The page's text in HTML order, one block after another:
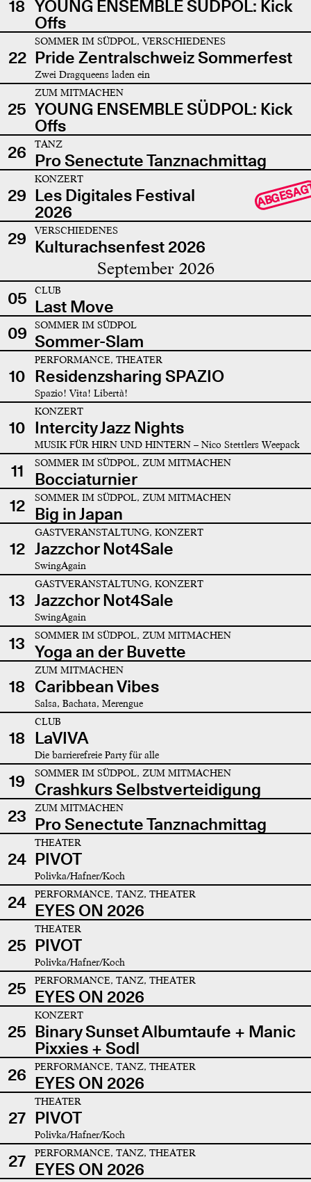
18 YOUNG ENSEMBLE SÜDPOL: Kick
Offs
22
SOMMER IM SÜDPOL, VERSCHIEDENES
Pride Zentralschweiz Sommerfest
Zwei Dragqueens laden ein
25
ZUM MITMACHEN
YOUNG ENSEMBLE SÜDPOL: Kick
Offs
26
TANZ
Pro Senectute Tanznachmittag
29
KONZERT
Les Digitales Festival
2026
29 VERSCHIEDENES
Kulturachsenfest 2026
September 2026
05 CLUB
Last Move
09
SOMMER IM SÜDPOL
Sommer-Slam
10
PERFORMANCE, THEATER
Residenzsharing SPAZIO
Spazio! Vita! Libertà!
10
KONZERT
Intercity Jazz Nights
MUSIK FÜR HIRN UND HINTERN – Nico Stettlers Weepack
11 SOMMER IM SÜDPOL, ZUM MITMACHEN
Bocciaturnier
12
SOMMER IM SÜDPOL, ZUM MITMACHEN
Big in Japan
12
GASTVERANSTALTUNG, KONZERT
Jazzchor Not4Sale
SwingAgain
13
GASTVERANSTALTUNG, KONZERT
Jazzchor Not4Sale
SwingAgain
13 SOMMER IM SÜDPOL, ZUM MITMACHEN
Yoga an der Buvette
18
ZUM MITMACHEN
Caribbean Vibes
Salsa, Bachata, Merengue
18
CLUB
LaVIVA
Die barrierefreie Party für alle
19 SOMMER IM SÜDPOL, ZUM MITMACHEN
Crashkurs Selbstverteidigung
23
ZUM MITMACHEN
Pro Senectute Tanznachmittag
24
THEATER
PIVOT
Polivka/Hafner/Koch
24 PERFORMANCE, TANZ, THEATER
EYES ON 2026
25
THEATER
PIVOT
Polivka/Hafner/Koch
25 PERFORMANCE, TANZ, THEATER
EYES ON 2026
25
KONZERT
Binary Sunset Albumtaufe + Manic
Pixxies + Sodl
26
PERFORMANCE, TANZ, THEATER
EYES ON 2026
27
THEATER
PIVOT
Polivka/Hafner/Koch
27 PERFORMANCE, TANZ, THEATER
EYES ON 2026